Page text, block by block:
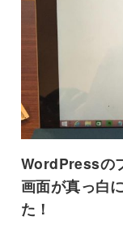
WordPressの
画面が真っ白
た！